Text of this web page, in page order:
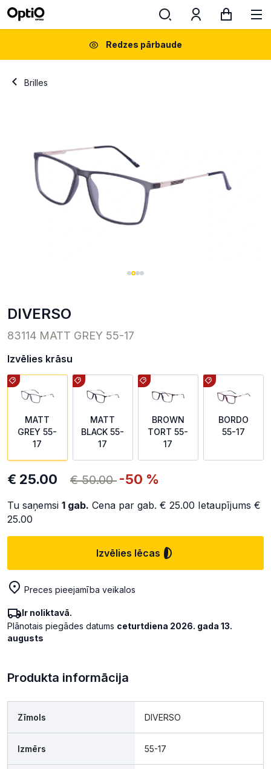
Redzes pārbaude
Brilles
DIVERSO
83114 MATT GREY 55-17
Izvēlies krāsu
MATT
GREY 55-
17
MATT
BLACK 55-
17
BROWN
TORT 55-
17
BORDO
55-17
€ 25.00 € 50.00 -50 %
Tu saņemsi 1 gab. Cena par gab. € 25.00 Ietaupījums €
25.00
Izvēlies lēcas
Preces pieejamība veikalos
Ir noliktavā.
Plānotais piegādes datums ceturtdiena 2026. gada 13.
augusts
Produkta informācija
Zīmols DIVERSO
Izmērs 55-17